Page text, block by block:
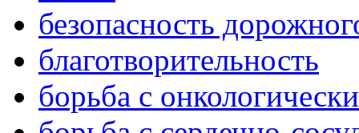
безопасность
благотворительность
борьба с